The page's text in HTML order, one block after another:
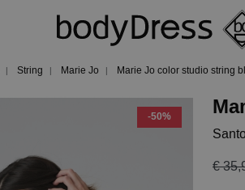
String Marie Jo Marie Jo color studio string
-50%
€